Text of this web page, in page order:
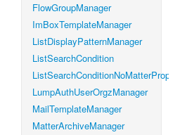
FlowGroupManager
ImBoxTemplateManager
ListDisplayPatternManager
ListSearchCondition
ListSearchConditionNoMatterProperty
LumpAuthUserOrgzManager
MailTemplateManager
MatterArchiveManager